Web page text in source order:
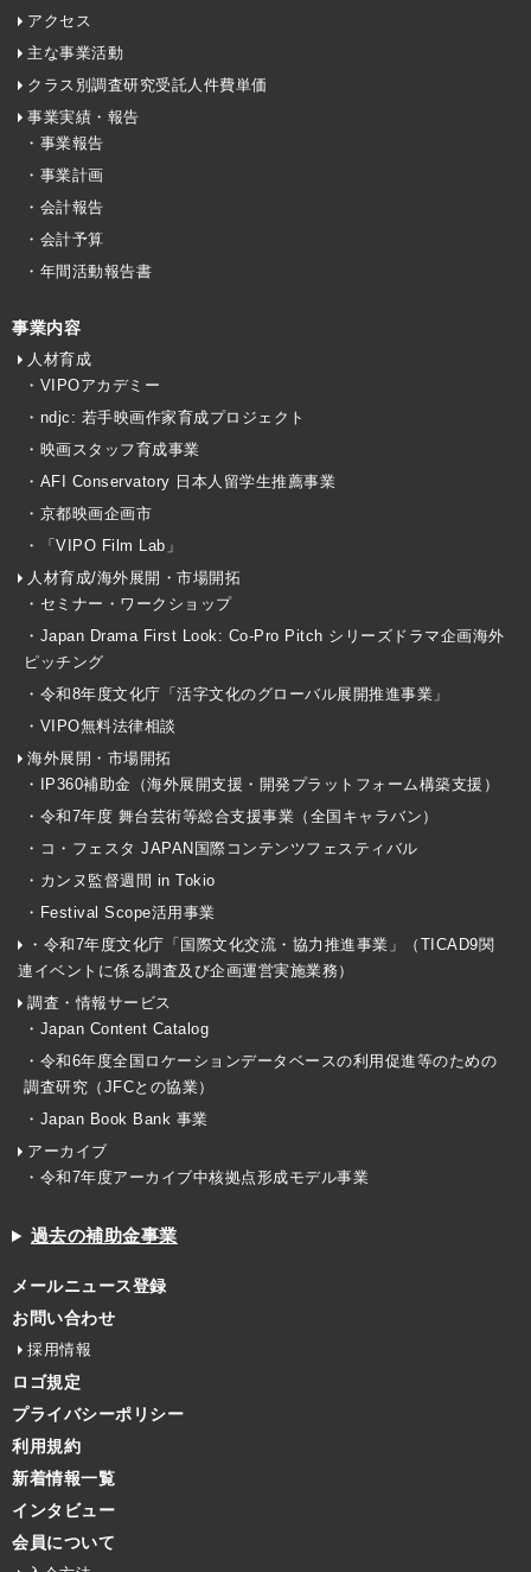
アクセス
主な事業活動
クラス別調査研究受託人件費単価
事業実績・報告
・事業報告
・事業計画
・会計報告
・会計予算
・年間活動報告書
事業内容
人材育成
・VIPOアカデミー
・ndjc: 若手映画作家育成プロジェクト
・映画スタッフ育成事業
・AFI Conservatory 日本人留学生推薦事業
・京都映画企画市
・「VIPO Film Lab」
人材育成/海外展開・市場開拓
・セミナー・ワークショップ
・Japan Drama First Look: Co-Pro Pitch シリーズドラマ企画海外
ピッチング
・令和8年度文化庁「活字文化のグローバル展開推進事業」
・VIPO無料法律相談
海外展開・市場開拓
・IP360補助金（海外展開支援・開発プラットフォーム構築支援）
・令和7年度 舞台芸術等総合支援事業（全国キャラバン）
・コ・フェスタ JAPAN国際コンテンツフェスティバル
・カンヌ監督週間 in Tokio
・Festival Scope活用事業
・令和7年度文化庁「国際文化交流・協力推進事業」（TICAD9関
連イベントに係る調査及び企画運営実施業務）
調査・情報サービス
・Japan Content Catalog
・令和6年度全国ロケーションデータベースの利用促進等のための
調査研究（JFCとの協業）
・Japan Book Bank 事業
アーカイブ
・令和7年度アーカイブ中核拠点形成モデル事業
過去の補助金事業
メールニュース登録
お問い合わせ
採用情報
ロゴ規定
プライバシーポリシー
利用規約
新着情報一覧
インタビュー
会員について